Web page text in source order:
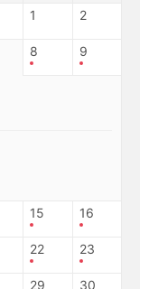
1 2
8 9
15 16
22 23
29 30